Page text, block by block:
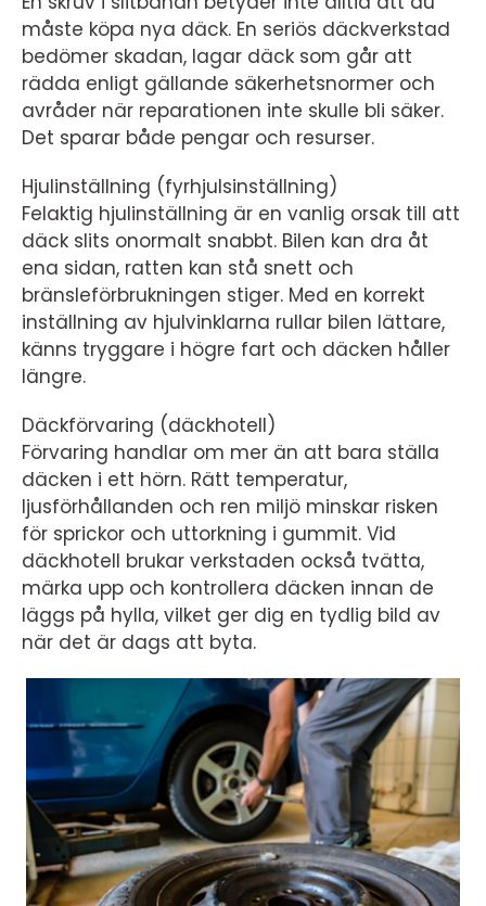
måste köpa nya däck. En seriös däckverkstad
bedömer skadan, lagar däck som går att
rädda enligt gällande säkerhetsnormer och
avråder när reparationen inte skulle bli säker.
Det sparar både pengar och resurser.
Hjulinställning (fyrhjulsinställning)
Felaktig hjulinställning är en vanlig orsak till att
däck slits onormalt snabbt. Bilen kan dra åt
ena sidan, ratten kan stå snett och
bränsleförbrukningen stiger. Med en korrekt
inställning av hjulvinklarna rullar bilen lättare,
känns tryggare i högre fart och däcken håller
längre.
Däckförvaring (däckhotell)
Förvaring handlar om mer än att bara ställa
däcken i ett hörn. Rätt temperatur,
ljusförhållanden och ren miljö minskar risken
för sprickor och uttorkning i gummit. Vid
däckhotell brukar verkstaden också tvätta,
märka upp och kontrollera däcken innan de
läggs på hylla, vilket ger dig en tydlig bild av
när det är dags att byta.